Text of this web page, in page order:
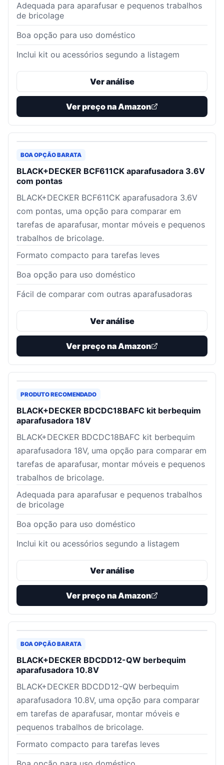
Adequada para aparafusar e pequenos trabalhos
de bricolage
Boa opção para uso doméstico
Inclui kit ou acessórios segundo a listagem
Ver análise
Ver preço na Amazon
BOA OPÇÃO BARATA
BLACK+DECKER BCF611CK aparafusadora 3.6V
com pontas
BLACK+DECKER BCF611CK aparafusadora 3.6V
com pontas, uma opção para comparar em
tarefas de aparafusar, montar móveis e pequenos
trabalhos de bricolage.
Formato compacto para tarefas leves
Boa opção para uso doméstico
Fácil de comparar com outras aparafusadoras
Ver análise
Ver preço na Amazon
PRODUTO RECOMENDADO
BLACK+DECKER BDCDC18BAFC kit berbequim
aparafusadora 18V
BLACK+DECKER BDCDC18BAFC kit berbequim
aparafusadora 18V, uma opção para comparar em
tarefas de aparafusar, montar móveis e pequenos
trabalhos de bricolage.
Adequada para aparafusar e pequenos trabalhos
de bricolage
Boa opção para uso doméstico
Inclui kit ou acessórios segundo a listagem
Ver análise
Ver preço na Amazon
BOA OPÇÃO BARATA
BLACK+DECKER BDCDD12-QW berbequim
aparafusadora 10.8V
BLACK+DECKER BDCDD12-QW berbequim
aparafusadora 10.8V, uma opção para comparar
em tarefas de aparafusar, montar móveis e
pequenos trabalhos de bricolage.
Formato compacto para tarefas leves